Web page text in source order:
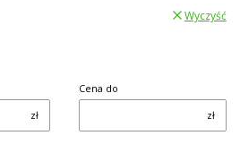
Wyczyść
zł
Cena do
zł